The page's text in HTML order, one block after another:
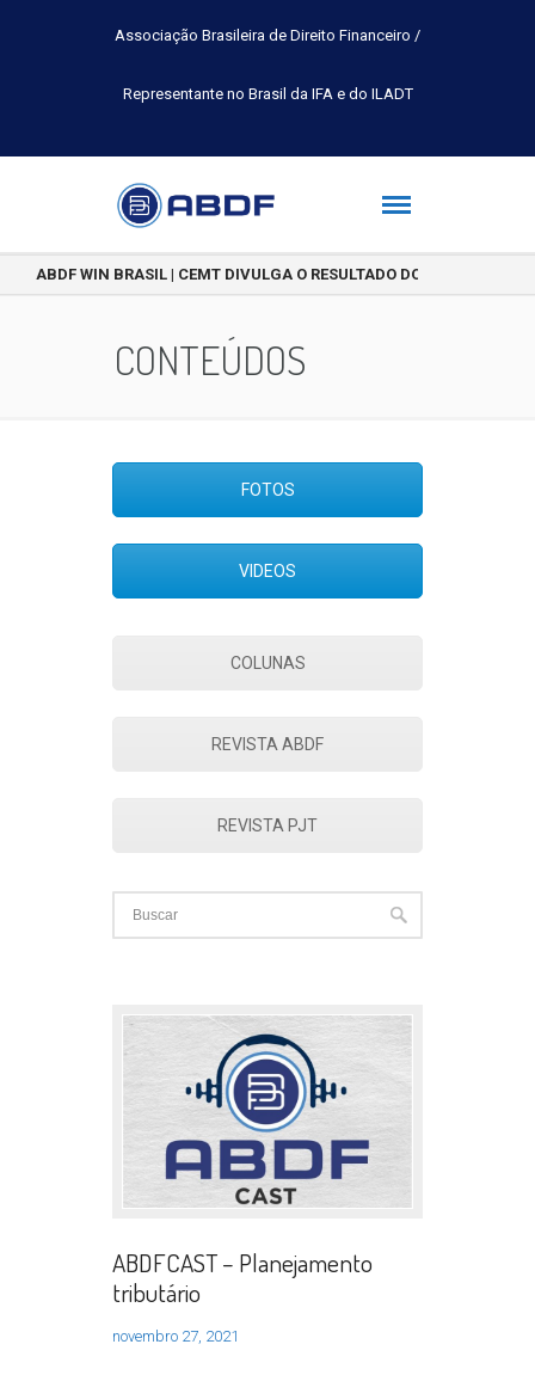
Associação Brasileira de Direito Financeiro /
Representante no Brasil da IFA e do ILADT
ABDF WIN BRASIL | CEMT DIVULGA O RESULTADO DO CONCURSO
CONTEÚDOS
FOTOS
VIDEOS
COLUNAS
REVISTA ABDF
REVISTA PJT
ABDFCAST – Planejamento
tributário
novembro 27, 2021